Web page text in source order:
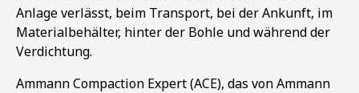
Anlage verlässt, beim Transport, bei der Ankunft, im
Materialbehälter, hinter der Bohle und während der
Verdichtung.
Ammann Compaction Expert (ACE), das von Ammann